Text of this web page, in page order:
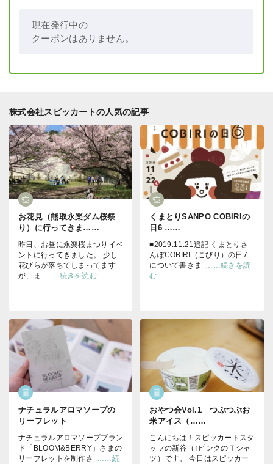
現在発行中の
クーポンはありません。
株式会社スピッカートの人気の記事
お花見（熊取永楽ダム桜祭
り）に行ってきま……
昨日、お昼に永楽桜まつりイベ
ントに行ってきました。 少し
花びらが落ちてしまってます
が、ま
……続きを読む
くまとりSANPO COBIRIの
日6 ……
■2019.11.21追記 くまとりさ
んぽCOBIRI（こびり）の日7
について書きま
……続きを読
む
ナチュラルアロマソープの
リーフレット
ナチュラルアロマソープブラン
ド「BLOOM&BERRY」さまの
リーフレットを制作さ
……続
おやつ会Vol.1 つぶつぶお
米アイス（……
こんにちは！スピッカートスタ
ッフの新谷（↑ピンクのＴシャ
ツ）です。 今日はスピッカー